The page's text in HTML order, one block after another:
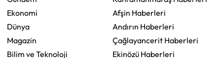
Ekonomi
Dünya
Magazin
Bilim ve Teknoloji
Afşin Haberleri
Andırın Haberleri
Çağlayancerit Haberleri
Ekinözü Haberleri